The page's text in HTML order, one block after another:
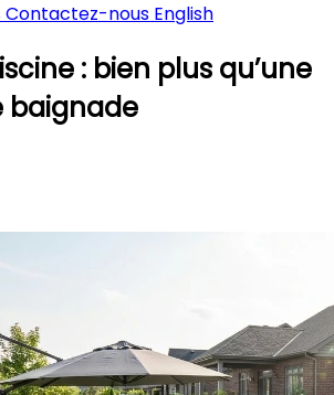
Contactez-nous English
: bien plus qu’une
baignade